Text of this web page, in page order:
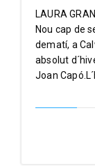
LAURA
Nou cap de
dematí, a
absolut
Joan